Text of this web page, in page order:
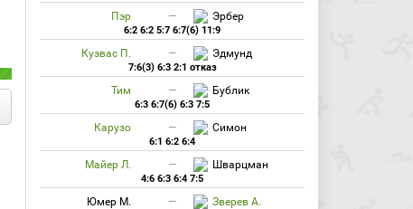
Пэр — Эрбер
6:2 6:2 5:7 6:7(6) 11:9
Куэвас П. — Эдмунд
7:6(3) 6:3 2:1 отказ
Тим — Бублик
6:3 6:7(6) 6:3 7:5
Карузо — Симон
6:1 6:2 6:4
Майер Л. — Шварцман
4:6 6:3 6:4 7:5
Юмер М. — Зверев А.